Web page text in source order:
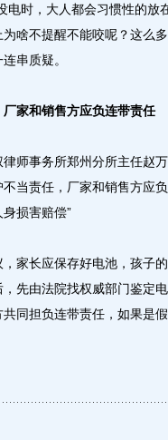
时，大人都会习惯性的放
啥不提醒不能咬呢？这么
串质疑。
厂家和销售方应负连带责任
事务所郑州分所主任赵万
当责任，厂家和销售方应
损害赔偿”
长应保存好电池，孩子的
，先由法院找权威部门鉴定
共同担负连带责任，如果